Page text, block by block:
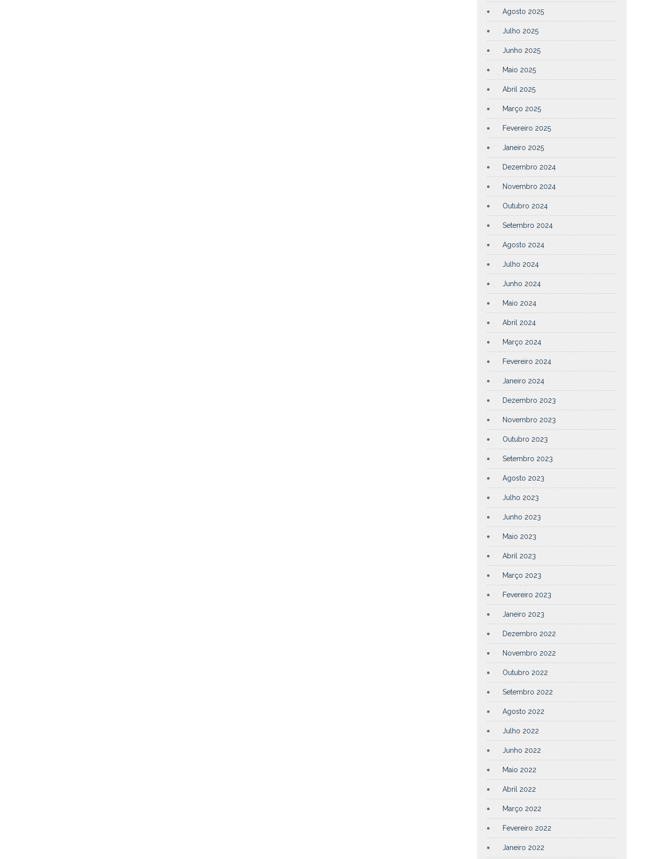
Agosto 2025
Julho 2025
Junho 2025
Maio 2025
Abril 2025
Março 2025
Fevereiro 2025
Janeiro 2025
Dezembro 2024
Novembro 2024
Outubro 2024
Setembro 2024
Agosto 2024
Julho 2024
Junho 2024
Maio 2024
Abril 2024
Março 2024
Fevereiro 2024
Janeiro 2024
Dezembro 2023
Novembro 2023
Outubro 2023
Setembro 2023
Agosto 2023
Julho 2023
Junho 2023
Maio 2023
Abril 2023
Março 2023
Fevereiro 2023
Janeiro 2023
Dezembro 2022
Novembro 2022
Outubro 2022
Setembro 2022
Agosto 2022
Julho 2022
Junho 2022
Maio 2022
Abril 2022
Março 2022
Fevereiro 2022
Janeiro 2022